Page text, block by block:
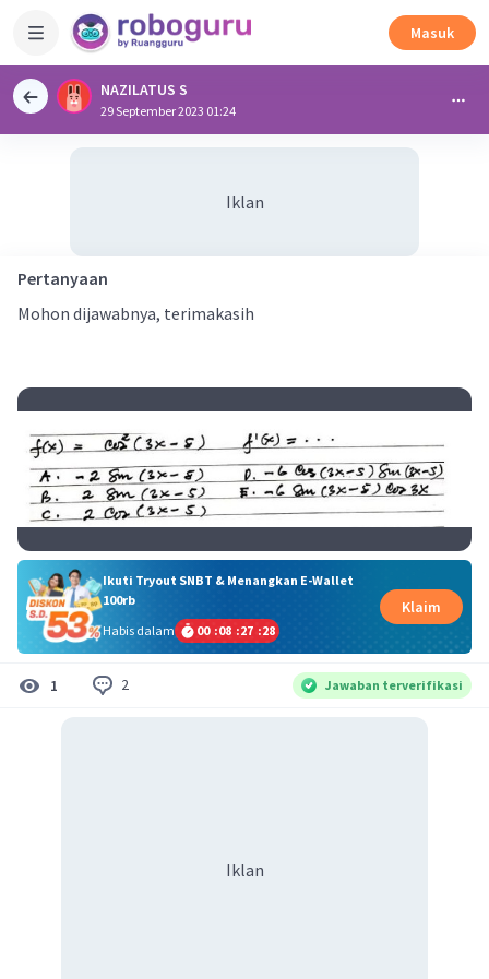
Masuk
NAZILATUS S
29 September 2023 01:24
Iklan
Pertanyaan
Mohon dijawabnya, terimakasih
Ikuti Tryout SNBT & Menangkan E-Wallet
100rb
Habis dalam
00 :08 :27 :27
Klaim
1 2 Jawaban terverifikasi
Iklan